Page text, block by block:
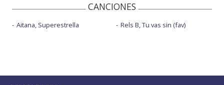
CANCIONES
Aitana, Superestrella Rels B, Tu vas sin (fav)